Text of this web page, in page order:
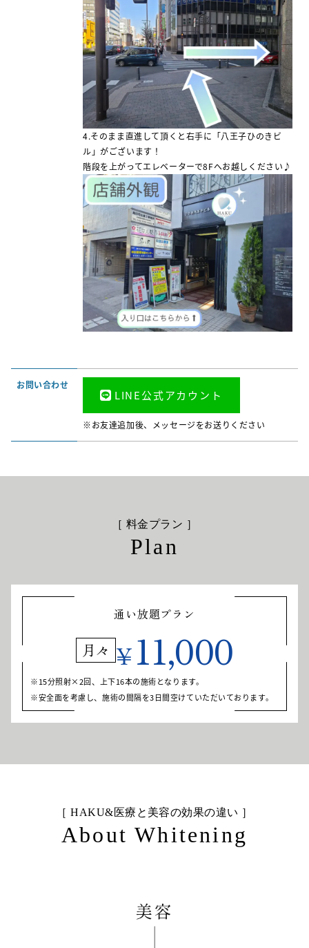
4.そのまま直進して頂くと右手に「八王子ひのきビ
ル」がございます！
階段を上がってエレベーターで8Fへお越しください♪
お問い合わせ
LINE公式アカウント
※お友達追加後、メッセージをお送りください
［ 料金プラン ］
Plan
通い放題プラン
月々 ¥11,000
15分照射×2回、上下16本の施術となります。
安全面を考慮し、施術の間隔を3日間空けていただいております。
［ HAKU&医療と美容の効果の違い ］
About Whitening